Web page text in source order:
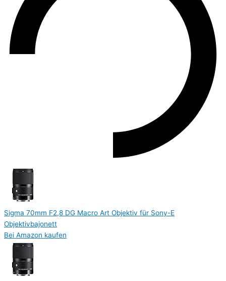
Sigma 70mm F2,8 DG Macro Art Objektiv für Sony-E
Objektivbajonett
Bei Amazon kaufen